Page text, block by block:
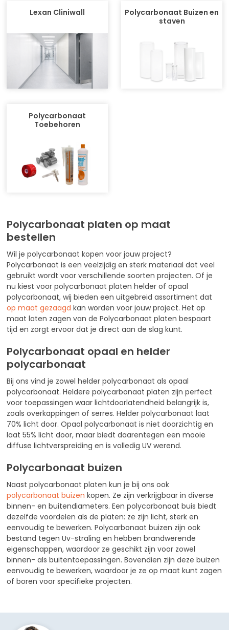
Lexan Cliniwall
Polycarbonaat Buizen en
staven
Polycarbonaat
Toebehoren
Polycarbonaat platen op maat
bestellen
Wil je polycarbonaat kopen voor jouw project?
Polycarbonaat is een veelzijdig en sterk materiaal dat veel
gebruikt wordt voor verschillende soorten projecten. Of je
nu kiest voor polycarbonaat platen helder of opaal
polycarbonaat, wij bieden een uitgebreid assortiment dat
op maat gezaagd kan worden voor jouw project. Het op
maat laten zagen van de Polycarbonaat platen bespaart
tijd en zorgt ervoor dat je direct aan de slag kunt.
Polycarbonaat opaal en helder
polycarbonaat
Bij ons vind je zowel helder polycarbonaat als opaal
polycarbonaat. Heldere polycarbonaat platen zijn perfect
voor toepassingen waar lichtdoorlatendheid belangrijk is,
zoals overkappingen of serres. Helder polycarbonaat laat
70% licht door. Opaal polycarbonaat is niet doorzichtig en
laat 55% licht door, maar biedt daarentegen een mooie
diffuse lichtverspreiding en is volledig UV werend.
Polycarbonaat buizen
Naast polycarbonaat platen kun je bij ons ook
polycarbonaat buizen kopen. Ze zijn verkrijgbaar in diverse
binnen- en buitendiameters. Een polycarbonaat buis biedt
dezelfde voordelen als de platen: ze zijn licht, sterk en
eenvoudig te bewerken. Polycarbonaat buizen zijn ook
bestand tegen Uv-straling en hebben brandwerende
eigenschappen, waardoor ze geschikt zijn voor zowel
binnen- als buitentoepassingen. Bovendien zijn deze buizen
eenvoudig te bewerken, waardoor je ze op maat kunt zagen
of boren voor specifieke projecten.